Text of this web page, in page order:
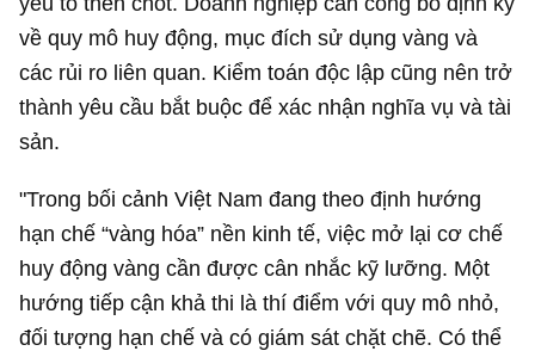
về quy mô huy động, mục đích sử dụng vàng và
các rủi ro liên quan. Kiểm toán độc lập cũng nên trở
thành yêu cầu bắt buộc để xác nhận nghĩa vụ và tài
sản.
"Trong bối cảnh Việt Nam đang theo định hướng
hạn chế “vàng hóa” nền kinh tế, việc mở lại cơ chế
huy động vàng cần được cân nhắc kỹ lưỡng. Một
hướng tiếp cận khả thi là thí điểm với quy mô nhỏ,
đối tượng hạn chế và có giám sát chặt chẽ. Có thể